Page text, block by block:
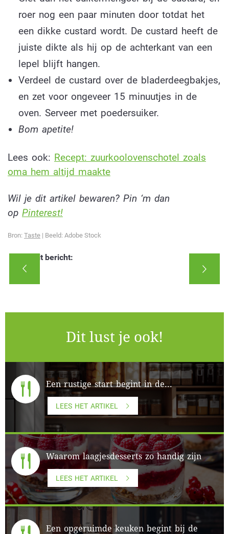
roer nog een paar minuten door totdat het
een dikke custard wordt. De custard heeft de
juiste dikte als hij op de achterkant van een
lepel blijft hangen.
Verdeel de custard over de bladerdeegbakjes,
en zet voor ongeveer 15 minuutjes in de
oven. Serveer met poedersuiker.
Bom apetite!
Lees ook: Recept: zuurkoolovenschotel zoals
oma hem altijd maakte
Wil je dit artikel bewaren? Pin ‘m dan
op Pinterest!
Bron: Taste | Beeld: Adobe Stock
Deel dit bericht:
Dit lust je ook!
Een rustige start begint in de...
LEES HET ARTIKEL
Waarom laagjesdesserts zo handig zijn
LEES HET ARTIKEL
Een opgeruimde keuken begint bij de